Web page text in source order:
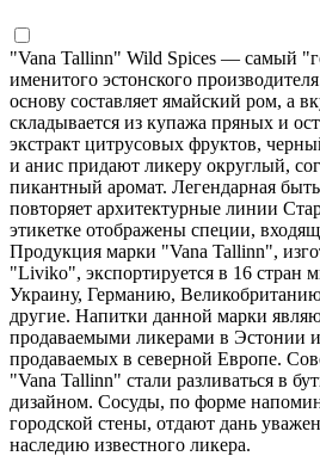
"Vana Tallinn" Wild Spices — самый
именитого эстонского
основу составляет ямайский ром, а
складывается из купажа пряных и
экстракт цитрусовых фруктов,
и анис придают ликеру округлый,
пикантный аромат. Легендарная
повторяет архитектурные линии
этикетке отображены специи,
Продукция марки "Vana Tallinn",
"Liviko", экспортируется в 16
Украину, Германию,
другие. Напитки данной марки
продаваемыми ликерами в Эстонии
продаваемых в северной Европе.
"Vana Tallinn" стали разливаться в
дизайном. Сосуды, по форме
городской стены, отдают дань
наследию известного ликера.